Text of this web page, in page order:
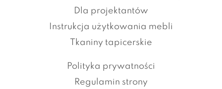
Dla projektantów
Instrukcja użytkowania mebli
Tkaniny tapicerskie
Polityka prywatności
Regulamin strony